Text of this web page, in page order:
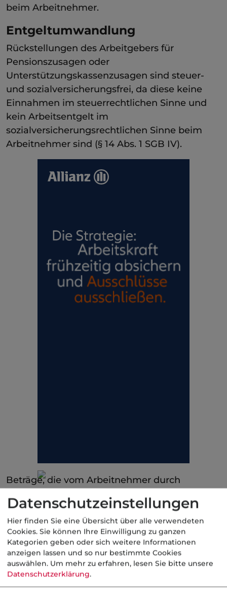
beim Arbeitnehmer.
Entgeltumwandlung
Rückstellungen des Arbeitgebers für
Pensionszusagen oder
Unterstützungskassenzusagen sind steuer-
und sozialversicherungsfrei, da diese keine
Einnahmen im steuerrechtlichen Sinne und
kein Arbeitsentgelt im
sozialversicherungsrechtlichen Sinne beim
Arbeitnehmer sind (§ 14 Abs. 1 SGB IV).
Beträge, die vom Arbeitnehmer durch
oder Unterstützungskasse des Arbeitgebers
gezahlt werden, gelten in der
Sozialversicherung bis zu 4 % der
Beitragsbemessungsgrenze der allgemeinen
Rentenversicherung bis zum 31.12.2008 nicht
als Arbeitsentgelt. Es ist dabei unerheblich, ob
Datenschutzeinstellungen
Hier finden Sie eine Übersicht über alle verwendeten
Cookies. Sie können Ihre Einwilligung zu ganzen
Kategorien geben oder sich weitere Informationen
anzeigen lassen und so nur bestimmte Cookies
auswählen. Um mehr zu erfahren, lesen Sie bitte unsere
Datenschutzerklärung.